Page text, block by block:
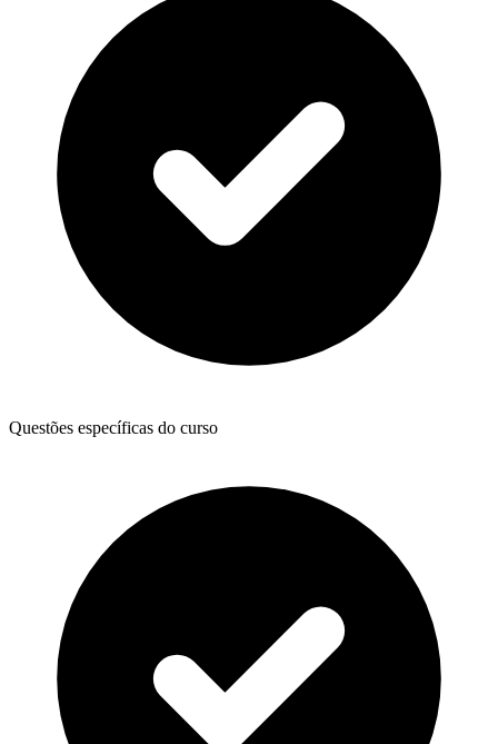
Questões específicas do curso